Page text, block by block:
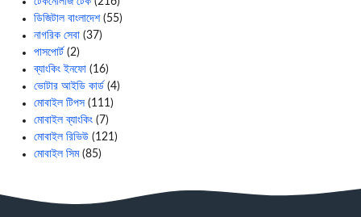
ডিজিটাল বাংলাদেশ(55)
নাগরিক সেবা (37)
পাসপোর্ট (2)
ব্যাংকিং ইনফো (16)
ভোটার আইডি কার্ড (4)
মোবাইল টিপস (111)
মোবাইল ব্যাংকিং (7)
মোবাইল রিভিউ (121)
মোবাইল সিম(85)